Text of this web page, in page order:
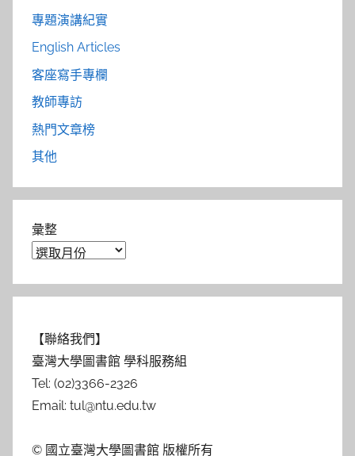
專題演講紀實
English Articles
客座寫手專欄
教師專訪
熱門文章榜
其他
彙整
【聯絡我們】
臺灣大學圖書館 學科服務組
Tel: (02)3366-2326
Email: tul@ntu.edu.tw
© 國立臺灣大學圖書館 版權所有